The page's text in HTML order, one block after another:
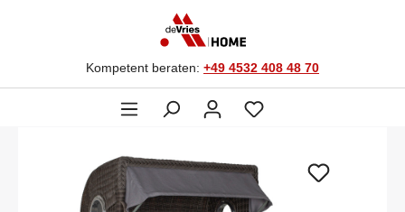
Kompetent beraten: +49 4532 408 48 70